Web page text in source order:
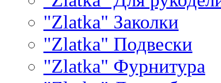
"Zlatka" Заколки
"Zlatka" Подвески
"Zlatka" Фурнитура